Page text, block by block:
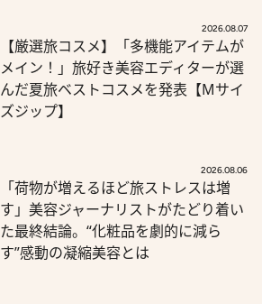
2026.08.07
【厳選旅コスメ】「多機能アイテムが
メイン！」旅好き美容エディターが選
んだ夏旅ベストコスメを発表【Mサイ
ズジップ】
2026.08.06
「荷物が増えるほど旅ストレスは増
す」美容ジャーナリストがたどり着い
た最終結論。“化粧品を劇的に減ら
す”感動の凝縮美容とは